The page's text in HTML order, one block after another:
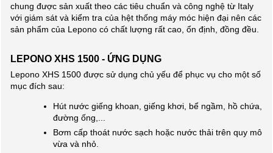
chung được sản xuất theo các tiêu chuẩn và công nghệ từ Italy
với giám sát và kiểm tra của hệt thống máy móc hiện đại nên các
sản phẩm của Lepono có chất lượng rất cao, ổn định, đồng đều.
LEPONO XHS 1500 - ỨNG DỤNG
Lepono XHS 1500 được sử dụng chủ yếu để phục vụ cho một số
mục đích sau:
Hút nước giếng khoan, giếng khơi, bể ngầm, hồ chứa,
đường ống,...
Bơm cấp thoát nước sạch hoặc nước thải trên quy mô
vừa và nhỏ.